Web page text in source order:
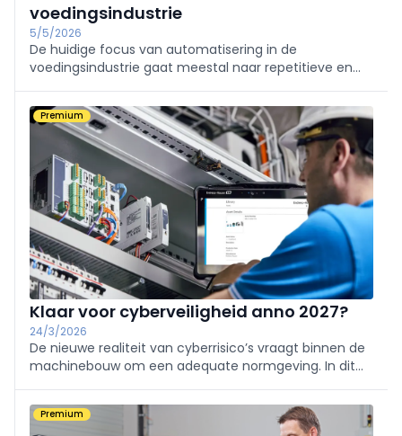
voedingsindustrie
5/5/2026
De huidige focus van automatisering in de
voedingsindustrie gaat meestal naar repetitieve en
kostenefficiëntie en productiviteit drijft de nood aan
robotica binnen een bredere set aan toepassingen.
Premium
Klaar voor cyberveiligheid anno 2027?
24/3/2026
De nieuwe realiteit van cyberrisico’s vraagt binnen de
machinebouw om een adequate normgeving. In dit
en machinebouwer zich voorbereiden op de nieuwe
machineverordening.
Premium